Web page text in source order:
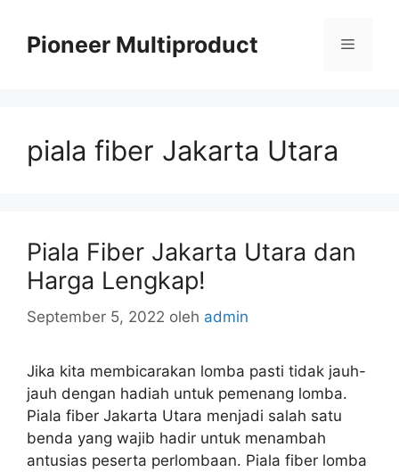
Pioneer Multiproduct Menu
piala fiber Jakarta Utara
Piala Fiber Jakarta Utara dan
Harga Lengkap!
September 5, 2022 oleh admin
Jika kita membicarakan lomba pasti tidak jauh-
jauh dengan hadiah untuk pemenang lomba.
Piala fiber Jakarta Utara menjadi salah satu
benda yang wajib hadir untuk menambah
antusias peserta perlombaan. Piala fiber lomba